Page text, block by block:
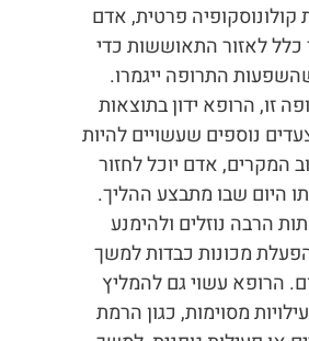
פרטית, אדם
כלל לאזור התאוששות כדי
התרופה ייגמרו.
זו, הרופא ידון בתוצאות
נוספים שעשויים להיות
המקרים, אדם יוכל לחזור
היום שבו מתבצע ההליך.
הרבה נוזלים ולהימנע
מכונות כבדות למשך
הרופא עשוי גם להמליץ
מסוימות, כגון הרמת